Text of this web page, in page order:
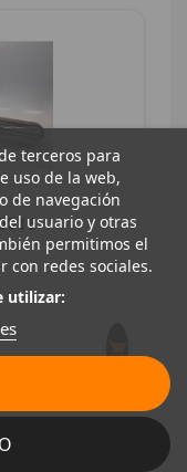
terceros para
uso de la web,
de navegación
usuario y otras
permitimos el
con redes sociales.
utilizar: